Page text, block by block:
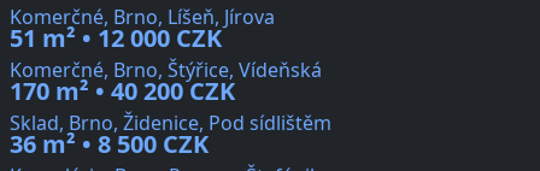
Komerčné, Brno, Líšeň, Jírova
51 m² • 12 000 CZK
Komerčné, Brno, Štýřice, Vídeňská
170 m² • 40 200 CZK
Sklad, Brno, Židenice, Pod sídlištěm
36 m² • 8 500 CZK